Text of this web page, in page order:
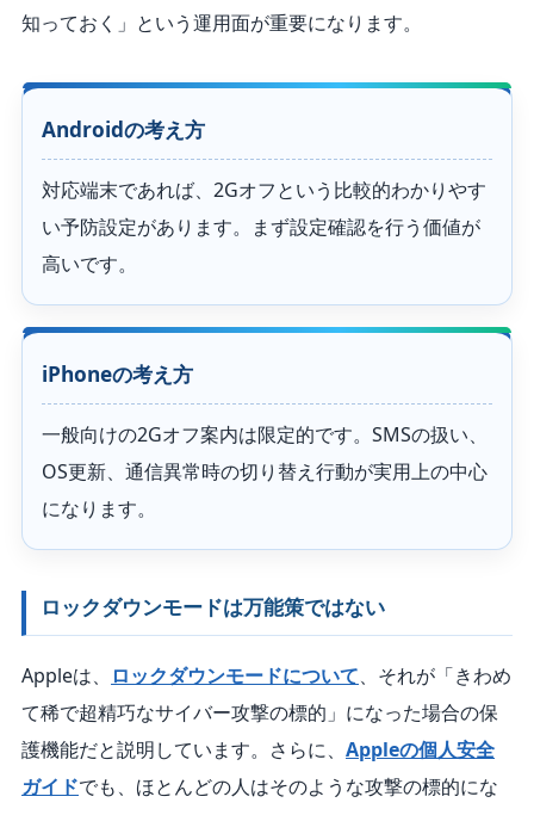
知っておく」という運用面が重要になります。
Androidの考え方
対応端末であれば、2Gオフという比較的わかりやす
い予防設定があります。まず設定確認を行う価値が
高いです。
iPhoneの考え方
一般向けの2Gオフ案内は限定的です。SMSの扱い、
OS更新、通信異常時の切り替え行動が実用上の中心
になります。
ロックダウンモードは万能策ではない
Appleは、 ロックダウンモードについて、それが「きわめ
て稀で超精巧なサイバー攻撃の標的」になった場合の保
護機能だと説明しています。さらに、 Appleの個人安全
ガイドでも、ほとんどの人はそのような攻撃の標的にな